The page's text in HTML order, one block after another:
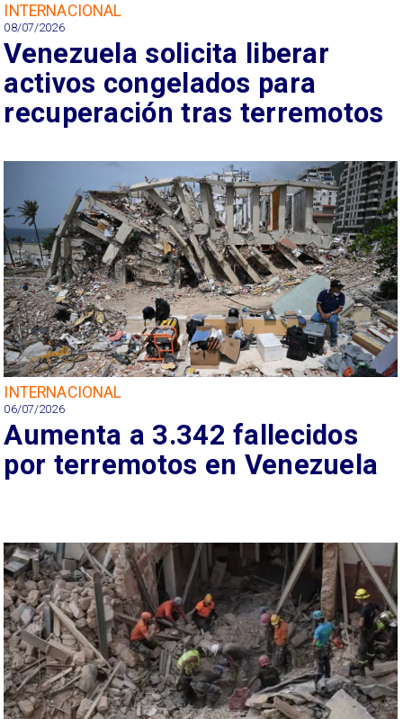
INTERNACIONAL
08/07/2026
Venezuela solicita liberar
activos congelados para
recuperación tras terremotos
INTERNACIONAL
06/07/2026
Aumenta a 3.342 fallecidos
por terremotos en Venezuela